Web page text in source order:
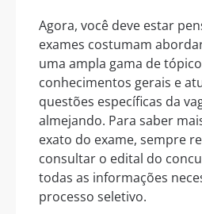
Agora, você deve estar
exames costumam
uma ampla gama de
conhecimentos gerais e
questões específicas da
almejando. Para saber
exato do exame, sempre
consultar o edital do
todas as informações
processo seletivo.